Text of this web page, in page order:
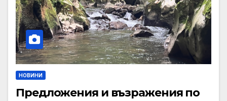
НОВИНИ
Предложения и възражения по